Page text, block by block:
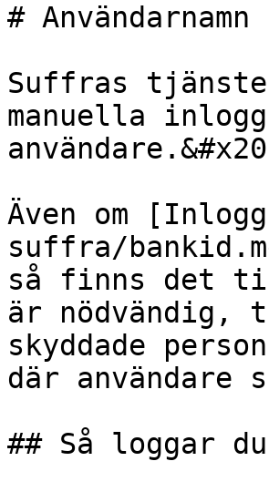
#
Suffras
manuella
Även om
suffra/
så finns det
är nödvändig,
skyddade
där användare
## Så loggar